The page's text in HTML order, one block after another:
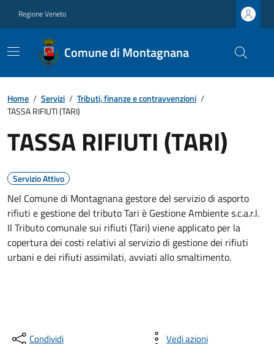
Regione Veneto
Comune di Montagnana
Home / Servizi / Tributi, finanze e contravvenzioni /
TASSA RIFIUTI (TARI)
TASSA RIFIUTI (TARI)
Servizio Attivo
Nel Comune di Montagnana gestore del servizio di asporto
rifiuti e gestione del tributo Tari è Gestione Ambiente s.c.a.r.l.
Il Tributo comunale sui rifiuti (Tari) viene applicato per la
copertura dei costi relativi al servizio di gestione dei rifiuti
urbani e dei rifiuti assimilati, avviati allo smaltimento.
Condividi Vedi azioni